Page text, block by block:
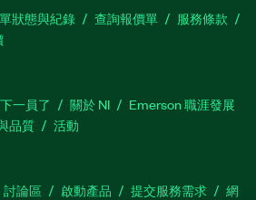
狀態與紀錄 查詢報價單
服務條款
一員了 關於 NI
Emerson 職涯發展
品質 活動
討論區 啟動產品 提交服務需求
網